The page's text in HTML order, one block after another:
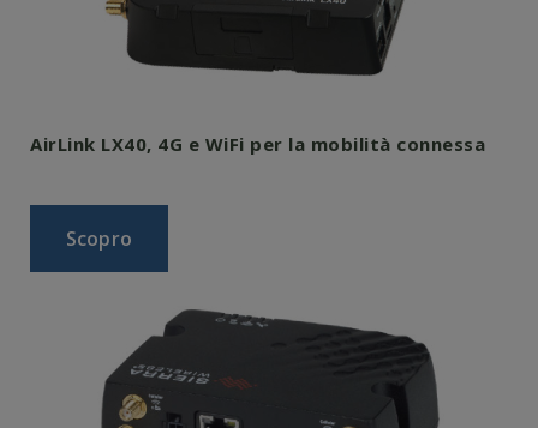
AirLink LX40, 4G e WiFi per la mobilità connessa
Scopro